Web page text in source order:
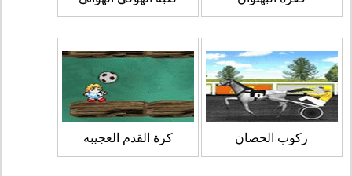
ركوب الحصان كرة القدم العجيبه